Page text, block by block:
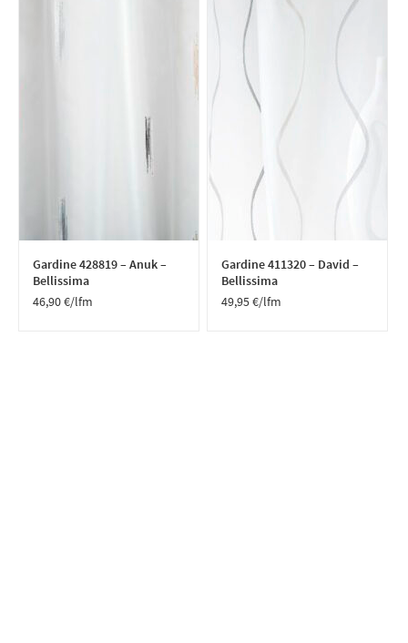
Gardine 428819 – Anuk –
Bellissima
46,90€/lfm
Gardine 411320 – David –
Bellissima
49,95€/lfm